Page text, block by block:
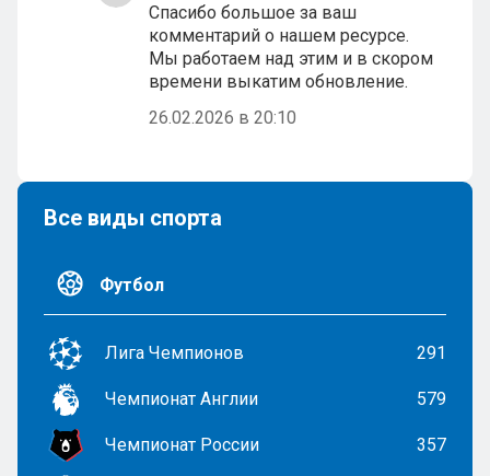
Спасибо большое за ваш
комментарий о нашем ресурсе.
Мы работаем над этим и в скором
времени выкатим обновление.
26.02.2026 в 20:10
Все виды спорта
Футбол
Лига Чемпионов 291
Чемпионат Англии 579
Чемпионат России 357